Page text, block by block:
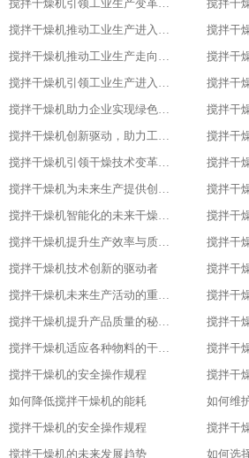
搅拌干燥机引领工业生产变革的重要力量
搅拌干燥机推动工业生产进入高效、绿色、智能新时代
搅拌干燥机推动工业生产走向智能化、绿色化、高效化
搅拌干燥机引领工业生产进入新时代
搅拌干燥机助力企业实现绿色、智能、高效生产
搅拌干燥机创新驱动，助力工业生产绿色转型
搅拌干燥机引领干燥技术变革的先锋
搅拌干燥机为未来生产提供创新解决方案
搅拌干燥机智能化的未来干燥解决方案
搅拌干燥机提升生产效率与质量的关键设备
搅拌干燥机技术创新的驱动者
搅拌干燥机未来生产活动的重要伙伴
搅拌干
搅拌干燥机提升产品质量的秘密武器
搅拌干燥机适应各种物料的干燥利器
搅拌干
搅拌干燥机的安全操作规程
搅拌干
如何降低搅拌干燥机的能耗
如何维
搅拌干燥机的安全操作规程
搅拌干
搅拌干燥机的未来发展趋势
如何选